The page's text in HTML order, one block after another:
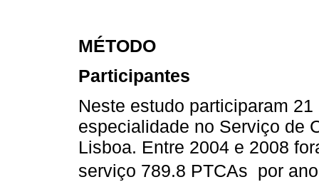
MÉTODO
Participantes
Neste estudo participaram
especialidade no Serviço de
Lisboa. Entre 2004 e 2008
serviço 789.8 PTCAs por